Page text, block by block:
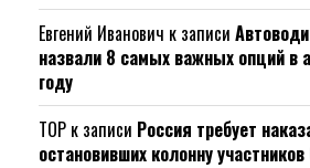
Евгений Иванович к записи
назвали 8 самых важных опций в
году
ТОР к записи Россия требует
остановивших колонну